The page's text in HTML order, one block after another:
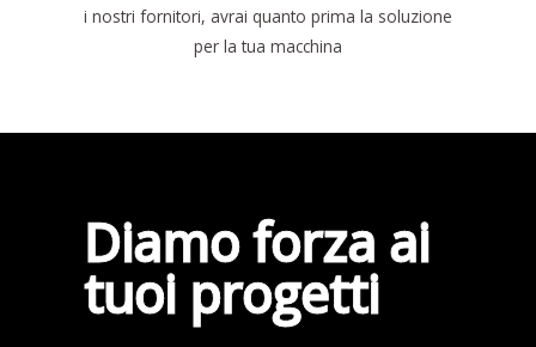
i nostri fornitori, avrai quanto prima la soluzione
per la tua macchina
Diamo forza ai
tuoi progetti